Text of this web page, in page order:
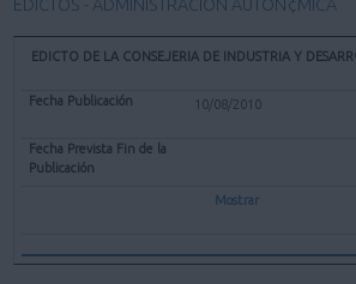
EDICTOS - ADMINISTRACION AUTON¢MICA
EDICTO DE LA CONSEJERIA DE INDUSTRIA Y
10/08/2010
Mostrar